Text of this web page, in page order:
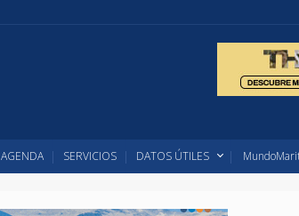
AGENDA SERVICIOS DATOS ÚTILES